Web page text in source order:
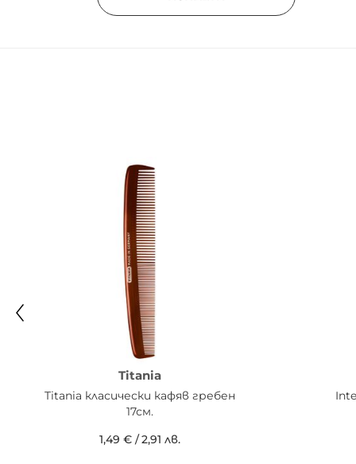
Titania
Titania класически кафяв гребен
17см.
1,49 €/2,91 лв.